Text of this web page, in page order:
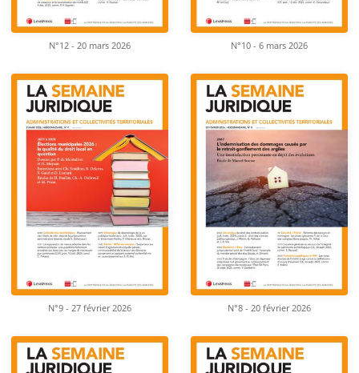
N°12 - 20 mars 2026 N°10 - 6 mars 2026
N°9 - 27 février 2026 N°8 - 20 février 2026